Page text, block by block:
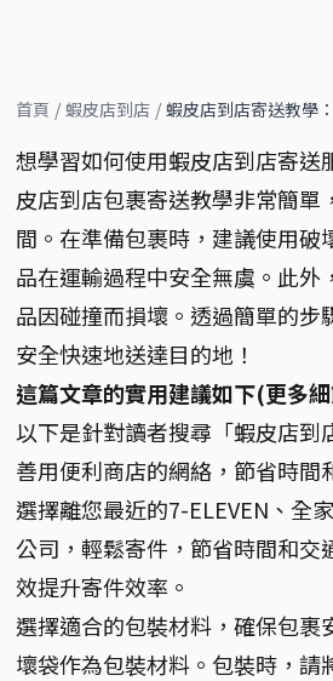
首頁 / 蝦皮店到店 / 蝦皮店到店寄送教學
想學習如何使用蝦皮店到店寄
皮店到店包裹寄送教學非常簡
間。在準備包裹時，建議使用
品在運輸過程中安全無虞。此
品因碰撞而損壞。透過簡單的
安全快速地送達目的地！
這篇文章的實用建議如下(更多
以下是針對讀者搜尋「蝦皮店到
善用便利商店的網絡，節省時間
選擇離您最近的7-ELEVEN、全
公司，輕鬆寄件，節省時間和
效提升寄件效率。
選擇適合的包裝材料，確保包裹
壞袋作為包裝材料。包裝時，